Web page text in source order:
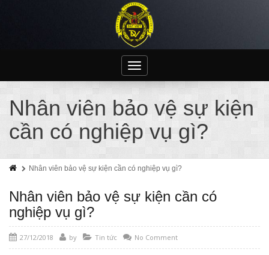
Toggle
navigation
Nhân viên bảo vệ sự kiện
cần có nghiệp vụ gì?
Nhân viên bảo vệ sự kiện cần có nghiệp vụ gì?
Nhân viên bảo vệ sự kiện cần có
nghiệp vụ gì?
27/12/2018 by Tin tức No Comment